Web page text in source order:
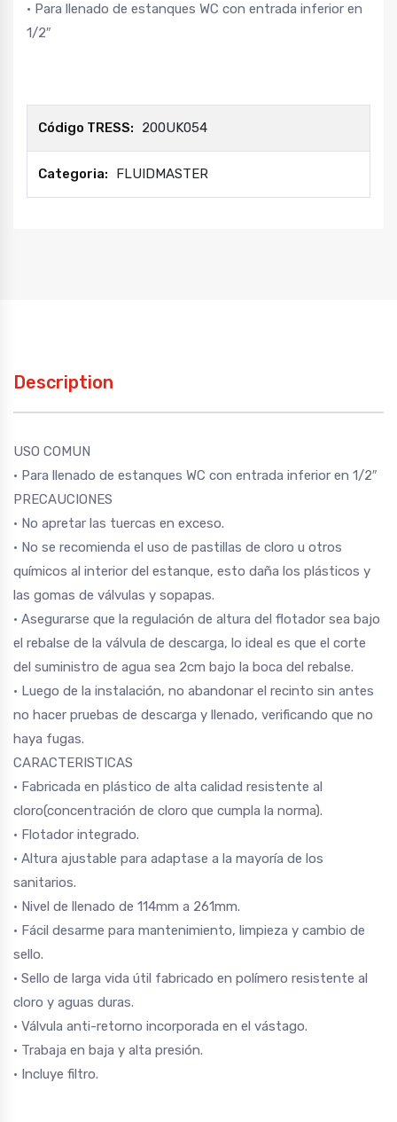
• Para llenado de estanques WC con entrada inferior en
1/2″
Código TRESS: 200UK054
Categoria: FLUIDMASTER
Description
USO COMUN
• Para llenado de estanques WC con entrada inferior en 1/2″
PRECAUCIONES
• No apretar las tuercas en exceso.
• No se recomienda el uso de pastillas de cloro u otros
químicos al interior del estanque, esto daña los plásticos y
las gomas de válvulas y sopapas.
• Asegurarse que la regulación de altura del flotador sea bajo
el rebalse de la válvula de descarga, lo ideal es que el corte
del suministro de agua sea 2cm bajo la boca del rebalse.
• Luego de la instalación, no abandonar el recinto sin antes
no hacer pruebas de descarga y llenado, verificando que no
haya fugas.
CARACTERISTICAS
• Fabricada en plástico de alta calidad resistente al
cloro(concentración de cloro que cumpla la norma).
• Flotador integrado.
• Altura ajustable para adaptase a la mayoría de los
sanitarios.
• Nivel de llenado de 114mm a 261mm.
• Fácil desarme para mantenimiento, limpieza y cambio de
sello.
• Sello de larga vida útil fabricado en polímero resistente al
cloro y aguas duras.
• Válvula anti-retorno incorporada en el vástago.
• Trabaja en baja y alta presión.
• Incluye filtro.